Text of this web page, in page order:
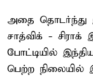
அதை தொடர்ந்து
சாத்விக் -
போட்டியில்
பெற்ற